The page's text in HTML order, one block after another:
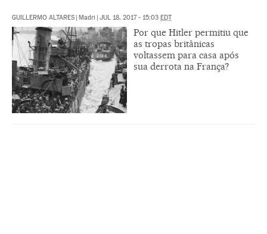
GUILLERMO ALTARES | Madri | JUL 18, 2017 - 15:03 EDT
Por que Hitler permitiu que
as tropas britânicas
voltassem para casa após
sua derrota na França?